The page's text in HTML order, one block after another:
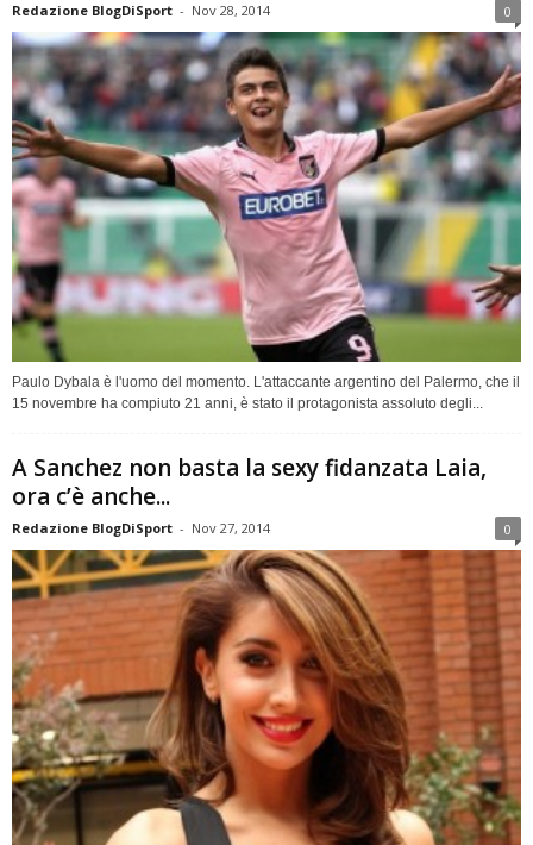
Redazione BlogDiSport - Nov 28, 2014 0
Paulo Dybala è l'uomo del momento. L'attaccante argentino del Palermo, che il
15 novembre ha compiuto 21 anni, è stato il protagonista assoluto degli...
A Sanchez non basta la sexy fidanzata Laia,
ora c’è anche...
Redazione BlogDiSport - Nov 27, 2014 0